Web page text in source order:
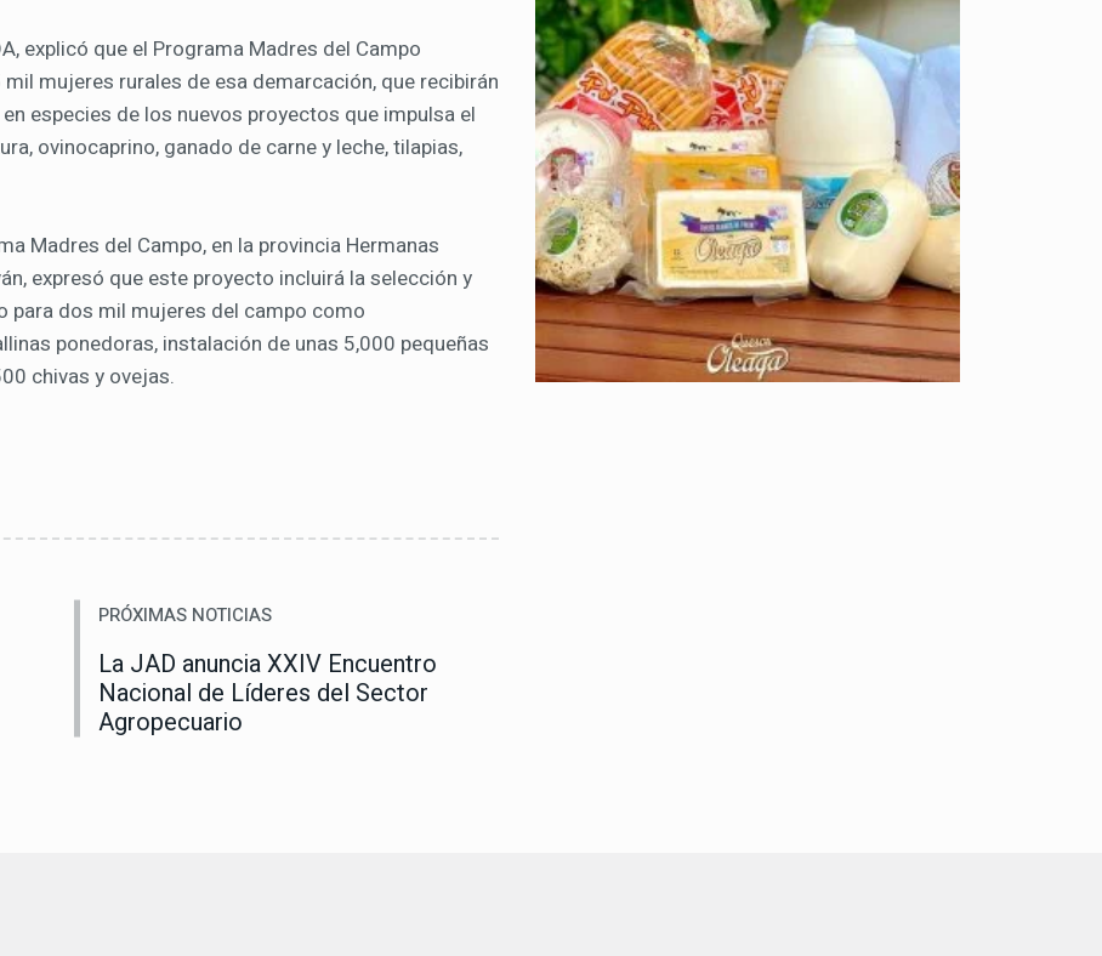
explicó que el Programa Madres del Campo
mujeres rurales de esa demarcación, que recibirán
especies de los nuevos proyectos que impulsa el
ovinocaprino, ganado de carne y leche, tilapias,
Madres del Campo, en la provincia Hermanas
expresó que este proyecto incluirá la selección y
dos mil mujeres del campo como
ponedoras, instalación de unas 5,000 pequeñas
chivas y ovejas.
PRÓXIMAS NOTICIAS
La JAD anuncia XXIV Encuentro
Nacional de Líderes del Sector
Agropecuario